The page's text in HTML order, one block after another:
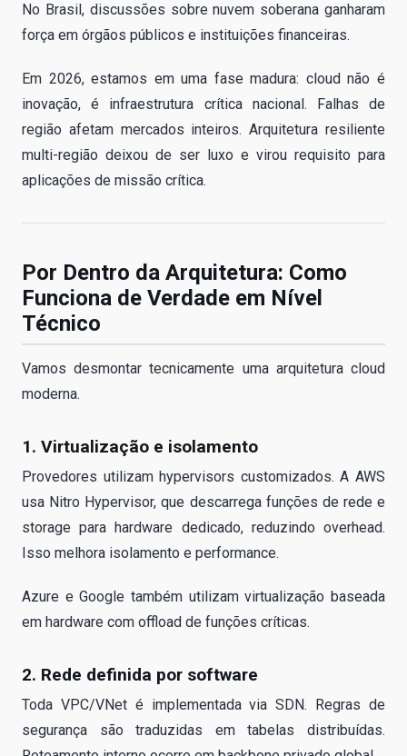
No Brasil, discussões sobre nuvem soberana ganharam
força em órgãos públicos e instituições financeiras.
Em 2026, estamos em uma fase madura: cloud não é
inovação, é infraestrutura crítica nacional. Falhas de
região afetam mercados inteiros. Arquitetura resiliente
multi-região deixou de ser luxo e virou requisito para
aplicações de missão crítica.
Por Dentro da Arquitetura: Como
Funciona de Verdade em Nível
Técnico
Vamos desmontar tecnicamente uma arquitetura cloud
moderna.
1. Virtualização e isolamento
Provedores utilizam hypervisors customizados. A AWS
usa Nitro Hypervisor, que descarrega funções de rede e
storage para hardware dedicado, reduzindo overhead.
Isso melhora isolamento e performance.
Azure e Google também utilizam virtualização baseada
em hardware com offload de funções críticas.
2. Rede definida por software
Toda VPC/VNet é implementada via SDN. Regras de
segurança são traduzidas em tabelas distribuídas.